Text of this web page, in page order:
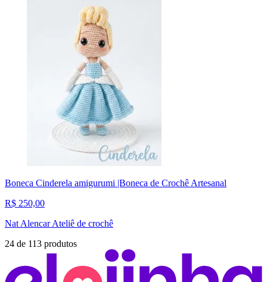
Boneca Cinderela amigurumi |Boneca de Crochê Artesanal
R$ 250,00
Nat Alencar Ateliê de crochê
24 de 113 produtos